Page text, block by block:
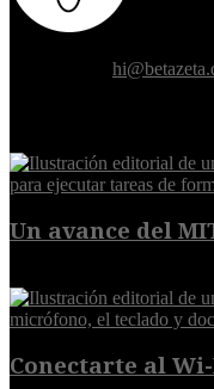
Un avance del
Conectarte al